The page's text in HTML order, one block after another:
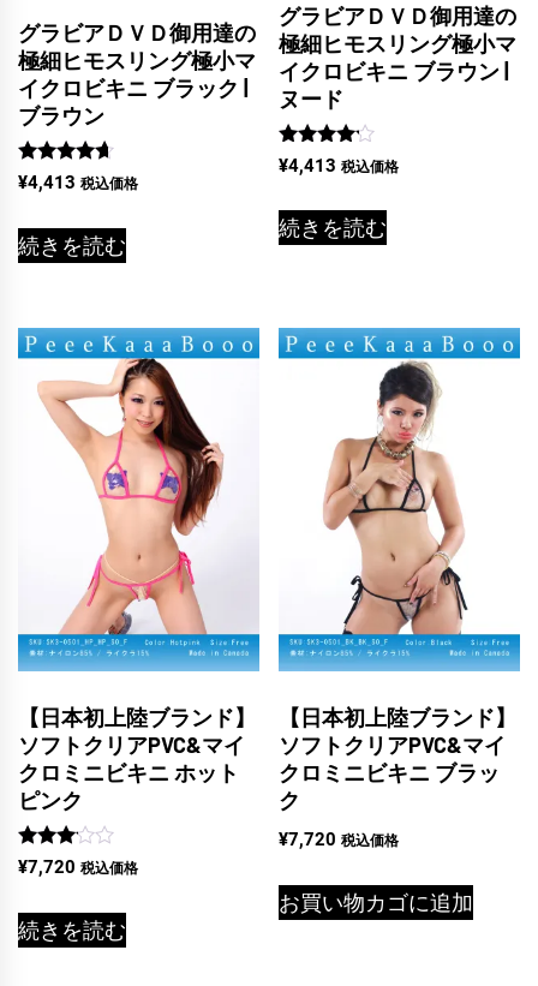
グラビアＤＶＤ御用達の
極細ヒモスリング極小マ
イクロビキニ ブラック |
ブラウン
5段階中
4.50
¥4,413 税込価格
続きを読む
グラビアＤＶＤ御用達の
極細ヒモスリング極小マ
イクロビキニ ブラウン |
ヌード
5段階中
4.00
¥4,413 税込価格
続きを読む
【日本初上陸ブランド】
ソフトクリアPVC&マイ
クロミニビキニ ホット
ピンク
5段階
の評価
¥7,720 税込価格
続きを読む
【日本初上陸ブランド】
ソフトクリアPVC&マイ
クロミニビキニ ブラッ
ク
¥7,720 税込価格
お買い物カゴに追加